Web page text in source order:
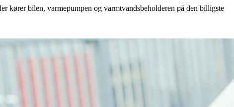
kører bilen, varmepumpen og varmtvandsbeholderen på den billigste